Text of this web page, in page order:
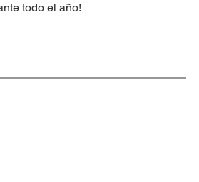
todo el año!